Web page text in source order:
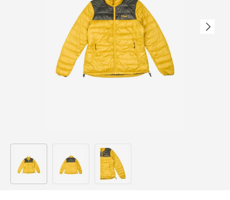
Nächste
Bild 1 in Galerieansicht laden